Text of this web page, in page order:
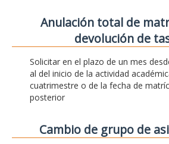
Anulación total de
devolución de
Solicitar en el plazo de un mes
al del inicio de la actividad
cuatrimestre o de la fecha de
posterior
Cambio de grupo de